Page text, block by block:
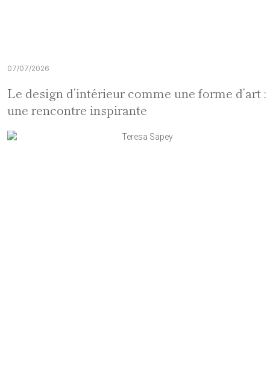
07/07/2026
Le design d’intérieur comme une forme d’art :
une rencontre inspirante